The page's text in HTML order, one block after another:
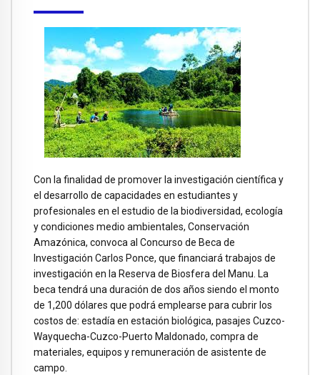
Con la finalidad de promover la investigación científica y
el desarrollo de capacidades en estudiantes y
profesionales en el estudio de la biodiversidad, ecología
y condiciones medio ambientales, Conservación
Amazónica, convoca al Concurso de Beca de
Investigación Carlos Ponce, que financiará trabajos de
investigación en la Reserva de Biosfera del Manu. La
beca tendrá una duración de dos años siendo el monto
de 1,200 dólares que podrá emplearse para cubrir los
costos de: estadía en estación biológica, pasajes Cuzco-
Wayquecha-Cuzco-Puerto Maldonado, compra de
materiales, equipos y remuneración de asistente de
campo.